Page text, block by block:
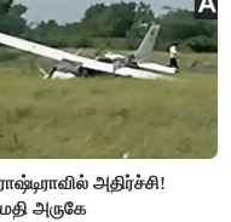
அதிர்ச்சி!
அருகே